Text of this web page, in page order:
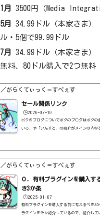
月
3500円（Media
月
34.99ドル（本家さま）
・5個で99.99ドル
月
34.99ドル（本家さま）
料、80ドル購入で2つ無料
／がらくてぃっく＝すぺぇす
セール関係リンク
🕒️2026-07-19
ボクのブログについてボクのブログはボクの
いろ」や「いんすと」の紹介がメインの内容
録はしていますし、セールしているプラグイ
表示するように（編集したら、自動的に最初
ですが・・...
／がらくてぃっく＝すぺぇす
０．有料プラグインを購入す
き3か条
🕒️2025-01-07
有料プラグインを購入する前に考えるべき3
ラグインを色々紹介しているので、紹介して